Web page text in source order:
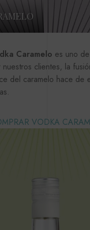
Caramelo es uno
clientes, la
del caramelo hace de
VODKA